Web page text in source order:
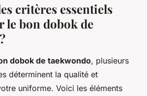
critères essentiels
le bon dobok de
dobok de taekwondo, plusieurs
déterminent la qualité et
uniforme. Voici les éléments